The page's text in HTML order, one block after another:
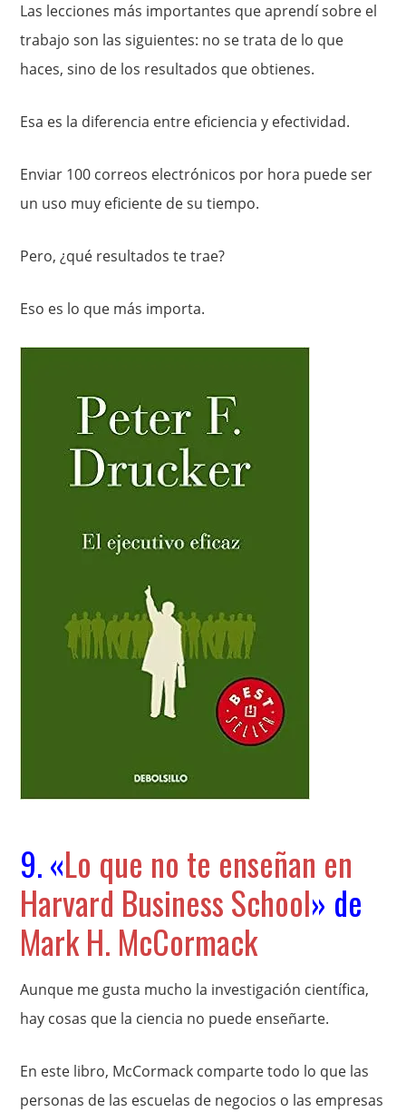
Las lecciones más importantes que aprendí sobre el
trabajo son las siguientes: no se trata de lo que
haces, sino de los resultados que obtienes.
Esa es la diferencia entre eficiencia y efectividad.
Enviar 100 correos electrónicos por hora puede ser
un uso muy eficiente de su tiempo.
Pero, ¿qué resultados te trae?
Eso es lo que más importa.
9. «Lo que no te enseñan en
Harvard Business School» de
Mark H. McCormack
Aunque me gusta mucho la investigación científica,
hay cosas que la ciencia no puede enseñarte.
En este libro, McCormack comparte todo lo que las
personas de las escuelas de negocios o las empresas